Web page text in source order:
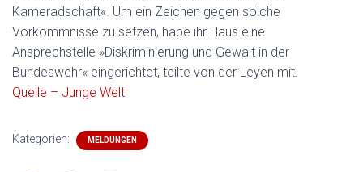
Kameradschaft«. Um ein Zeichen gegen solche
Vorkommnisse zu setzen, habe ihr Haus eine
Ansprechstelle »Diskriminierung und Gewalt in der
Bundeswehr« eingerichtet, teilte von der Leyen mit.
Quelle – Junge Welt
Kategorien: MELDUNGEN